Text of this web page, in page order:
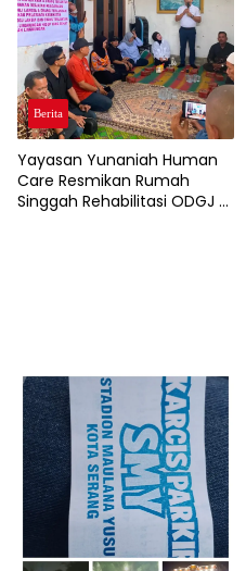
Berita
Yayasan Yunaniah Human
Care Resmikan Rumah
Singgah Rehabilitasi ODGJ di